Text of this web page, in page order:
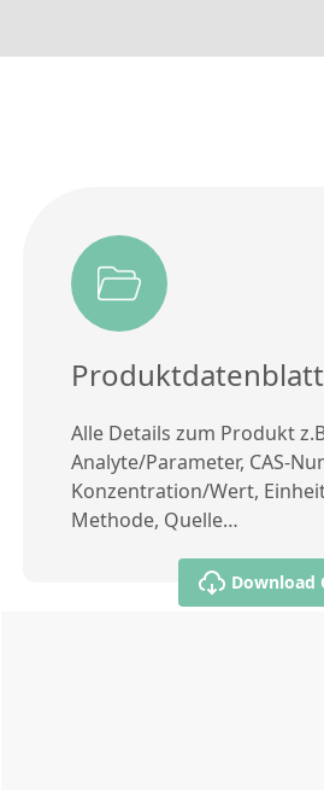
Produktdatenblatt
Alle Details zum Produkt
Analyte/Parameter, CAS-
Konzentration/Wert,
Methode, Quelle…
Download